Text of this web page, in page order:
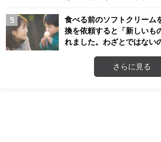
食べる前のソフトクリーム
換を依頼すると「新しいも
れました。わざとではない
さらに見る